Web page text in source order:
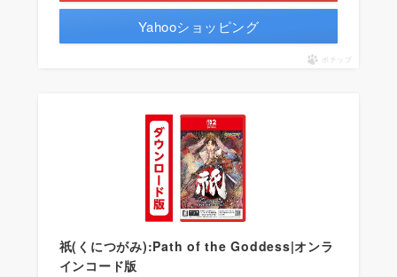
Yahooショッピング
ポチップ
祇(くにつがみ):Path of the Goddess|オンラ
インコード版